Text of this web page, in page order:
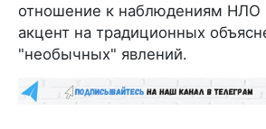
отношение к наблюдениям НЛО
акцент на традиционных
"необычных" явлений.